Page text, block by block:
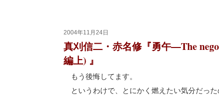
2004年11月24日
真刈信二・赤名修『勇午―The
編上) 』
もう後悔してます。
というわけで、とにかく燃えたい気分だっ